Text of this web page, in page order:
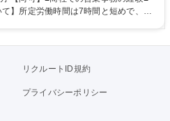
通して行う輸出入業全般 ■倉庫との
に関わる全ての業務をサポート頂きま
よるワンストップサービスが最大の強
学院 大学 語学力：英語 資格：
リクルートID規約
プライバシーポリシー